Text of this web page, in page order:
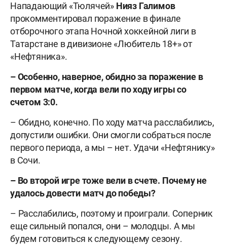
Нападающий «Тюлячей» Нияз Галимов
прокомментировал поражение в финале
отборочного этапа Ночной хоккейной лиги в
Татарстане в дивизионе «Любитель 18+» от
«Нефтяника».
– Особенно, наверное, обидно за поражение в
первом матче, когда вели по ходу игры со
счетом 3:0.
– Обидно, конечно. По ходу матча расслабились,
допустили ошибки. Они смогли собраться после
первого периода, а мы – нет. Удачи «Нефтянику»
в Сочи.
– Во второй игре тоже вели в счете. Почему не
удалось довести матч до победы?
– Расслабились, поэтому и проиграли. Соперник
еще сильный попался, они – молодцы. А мы
будем готовиться к следующему сезону.